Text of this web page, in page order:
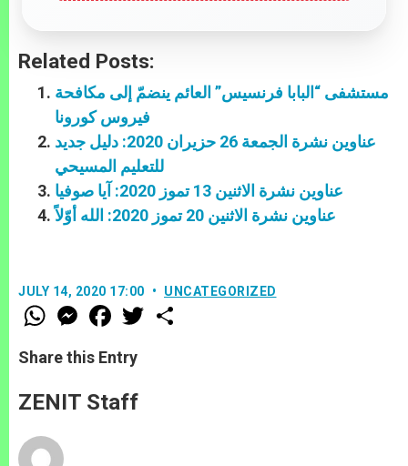
Related Posts:
مستشفى “البابا فرنسيس” العائم ينضمّ إلى مكافحة
فيروس كورونا
عناوين نشرة الجمعة 26 حزيران 2020: دليل جديد
للتعليم المسيحي
عناوين نشرة الاثنين 13 تموز 2020: آيا صوفيا
عناوين نشرة الاثنين 20 تموز 2020: الله أوّلاً
JULY 14, 2020 17:00 UNCATEGORIZED
W
h
t
s
p
p
M
e
s
e
g
e
F
a
e
b
o
k
w
Share this Entry
ZENIT Staff